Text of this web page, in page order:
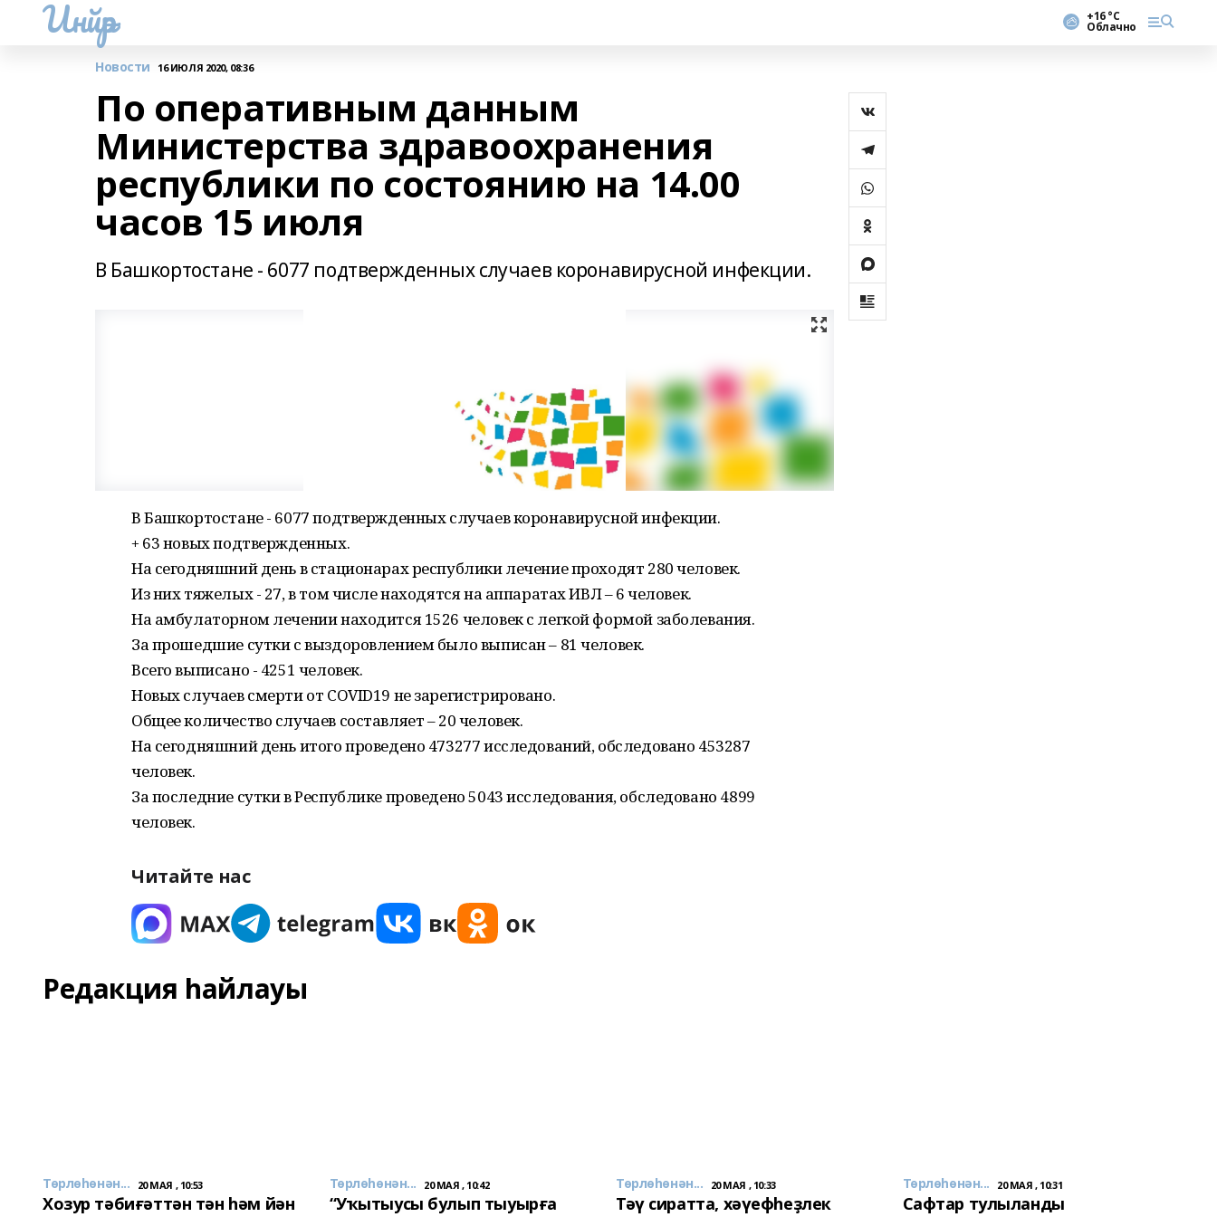
Инйәр +16 °С
Облачно
Новости 16 ИЮЛЯ 2020, 08:36
По оперативным данным
Министерства здравоохранения
республики по состоянию на 14.00
часов 15 июля
В Башкортостане - 6077 подтвержденных случаев коронавирусной инфекции.
В Башкортостане - 6077 подтвержденных случаев коронавирусной инфекции.
+ 63 новых подтвержденных.
На сегодняшний день в стационарах республики лечение проходят 280 человек.
Из них тяжелых - 27, в том числе находятся на аппаратах ИВЛ – 6 человек.
На амбулаторном лечении находится 1526 человек с легкой формой заболевания.
За прошедшие сутки с выздоровлением было выписан – 81 человек.
Всего выписано - 4251 человек.
Новых случаев смерти от COVID19 не зарегистрировано.
Общее количество случаев составляет – 20 человек.
На сегодняшний день итого проведено 473277 исследований, обследовано 453287
человек.
За последние сутки в Республике проведено 5043 исследования, обследовано 4899
человек.
Читайте нас
Редакция һайлауы
Төрлөһөнән... 20 МАЯ , 10:53
Хозур тәбиғәттән тән һәм йән
Төрлөһөнән... 20 МАЯ , 10:42
“Уҡытыусы булып тыуырға
Төрлөһөнән... 20 МАЯ , 10:33
Тәү сиратта, хәүефһеҙлек
Төрлөһөнән... 20 МАЯ , 10:31
Сафтар тулыланды